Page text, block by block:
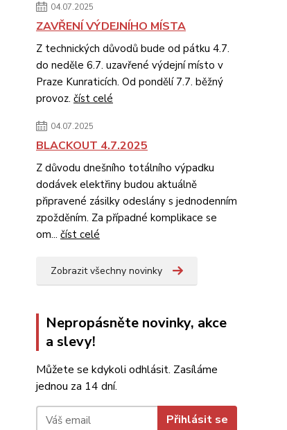
04.07.2025
ZAVŘENÍ VÝDEJNÍHO MÍSTA
Z technických důvodů bude od pátku 4.7.
do neděle 6.7. uzavřené výdejní místo v
Praze Kunraticích. Od pondělí 7.7. běžný
provoz. číst celé
04.07.2025
BLACKOUT 4.7.2025
Z důvodu dnešního totálního výpadku
dodávek elektřiny budou aktuálně
připravené zásilky odeslány s jednodenním
zpožděním. Za případné komplikace se
om... číst celé
Zobrazit všechny novinky
Nepropásněte novinky, akce
a slevy!
Můžete se kdykoli odhlásit. Zasíláme
jednou za 14 dní.
Přihlásit se